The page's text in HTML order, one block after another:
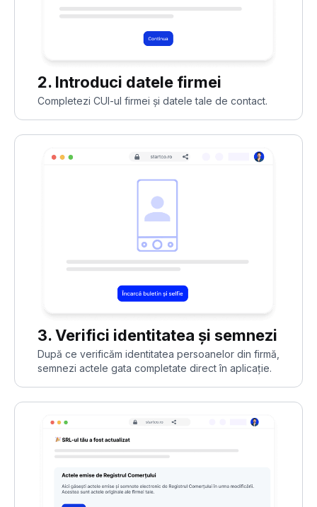
2. Introduci datele firmei
Completezi CUI-ul firmei și datele tale de contact.
3. Verifici identitatea și semnezi
După ce verificăm identitatea persoanelor din firmă,
semnezi actele gata completate direct în aplicație.